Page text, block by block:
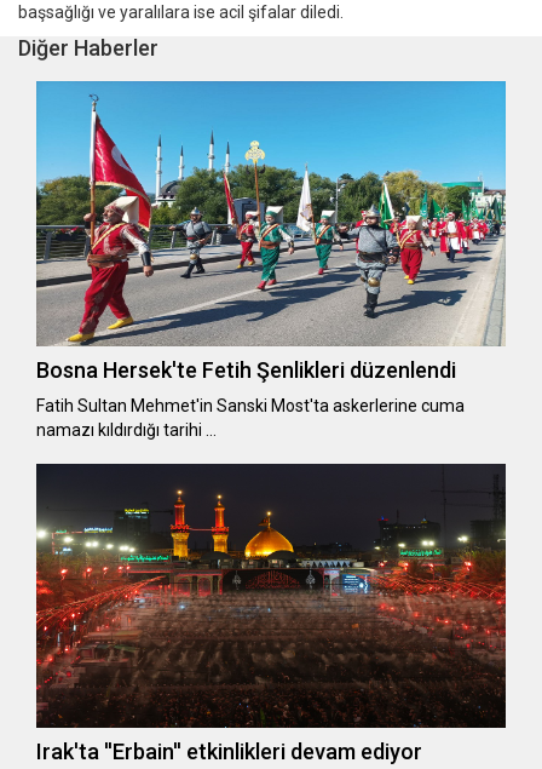
başsağlığı ve yaralılara ise acil şifalar diledi.
Diğer Haberler
Bosna Hersek'te Fetih Şenlikleri düzenlendi
Fatih Sultan Mehmet'in Sanski Most'ta askerlerine cuma
namazı kıldırdığı tarihi …
Irak'ta ''Erbain'' etkinlikleri devam ediyor